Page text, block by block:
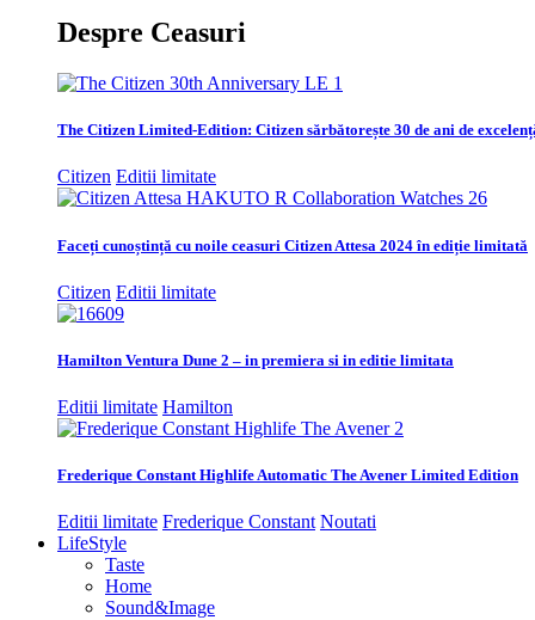
Despre Ceasuri
The Citizen Limited-Edition: Citizen sărbătorește 30 de ani de
Citizen Editii limitate
Faceți cunoștință cu noile ceasuri Citizen Attesa 2024 în ediție limitată
Citizen Editii limitate
Hamilton Ventura Dune 2 – in premiera si in editie limitata
Editii limitate Hamilton
Frederique Constant Highlife Automatic The Avener Limited Edition
Editii limitate Frederique Constant Noutati
LifeStyle
Taste
Home
Sound&Image